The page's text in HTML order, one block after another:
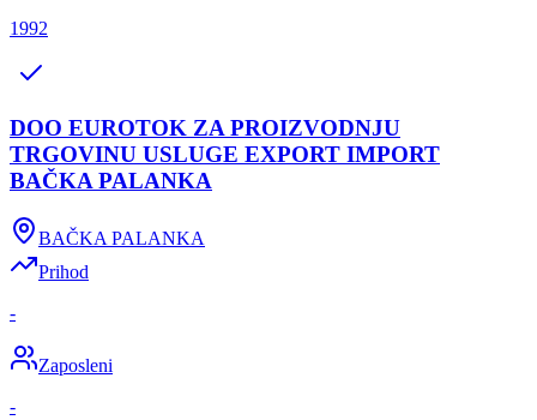
1992
DOO EUROTOK ZA PROIZVODNJU
TRGOVINU USLUGE EXPORT IMPORT
BAČKA PALANKA
BAČKA PALANKA
Prihod
-
Zaposleni
-